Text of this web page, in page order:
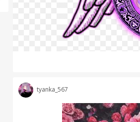
tyanka_567